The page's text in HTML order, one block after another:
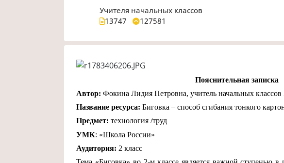
Учителя начальных классов
13747
127581
Пояснительная записка
Автор:Фокина Лидия Петровна, учитель начальных
Название ресурса:Биговка – способ сгибания тонкого
Предмет:технология /труд
УМК: «Школа России»
Аудитория: 2 класс